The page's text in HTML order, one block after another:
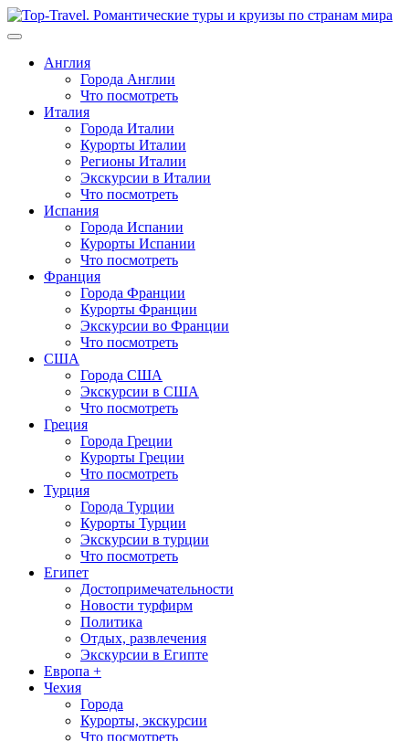
Перейти
к
Англия
Города Англии
Что посмотреть
Италия
Города Италии
Курорты Италии
Регионы Италии
Экскурсии в Италии
Что посмотреть
Испания
Города Испании
Курорты Испании
Что посмотреть
Франция
Города Франции
Курорты Франции
Экскурсии во Франции
Что посмотреть
США
Города США
Экскурсии в США
Что посмотреть
Греция
Города Греции
Курорты Греции
Что посмотреть
Турция
Города Турции
Курорты Турции
Экскурсии в турции
Что посмотреть
Египет
Достопримечательности
Новости турфирм
Политика
Отдых, развлечения
Экскурсии в Египте
Европа +
Чехия
Города
Курорты, экскурсии
Что посмотреть